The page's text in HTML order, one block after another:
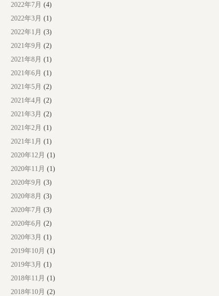
2022年7月 (4)
2022年3月 (1)
2022年1月 (3)
2021年9月 (2)
2021年8月 (1)
2021年6月 (1)
2021年5月 (2)
2021年4月 (2)
2021年3月 (2)
2021年2月 (1)
2021年1月 (1)
2020年12月 (1)
2020年11月 (1)
2020年9月 (3)
2020年8月 (3)
2020年7月 (3)
2020年6月 (2)
2020年3月 (1)
2019年10月 (1)
2019年3月 (1)
2018年11月 (1)
2018年10月 (2)